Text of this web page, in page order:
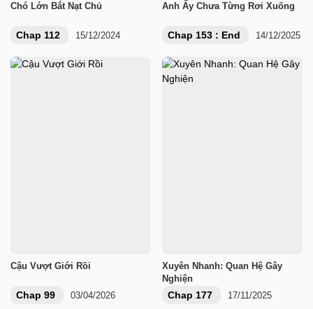
Chó Lớn Bắt Nạt Chủ
Chap 112 15/12/2024
Anh Ấy Chưa Từng Rơi Xuống
Chap 153 : End 14/12/2025
Cậu Vượt Giới Rồi
Chap 99 03/04/2026
Xuyên Nhanh: Quan Hệ Gây
Nghiện
Chap 177 17/11/2025